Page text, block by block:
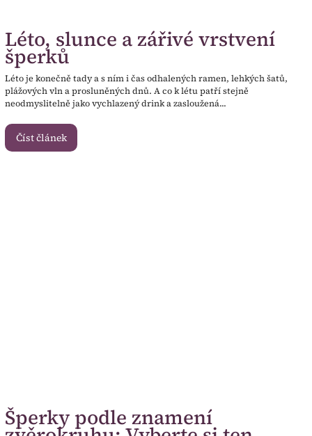
Léto, slunce a zářivé vrstvení
šperků
Léto je konečně tady a s ním i čas odhalených ramen, lehkých šatů,
plážových vln a prosluněných dnů. A co k létu patří stejně
neodmyslitelně jako vychlazený drink a zasloužená...
Číst článek
Šperky podle znamení